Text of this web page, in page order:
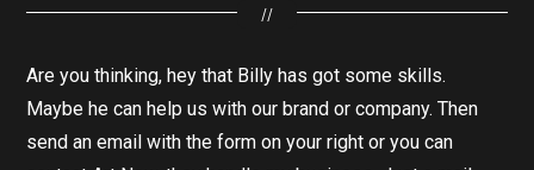
//
Are you thinking, hey that Billy has got some skills.
Maybe he can help us with our brand or company. Then
send an email with the form on your right or you can